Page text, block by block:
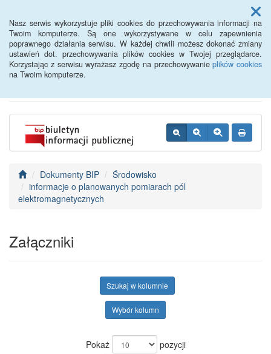
Nasz serwis wykorzystuje pliki cookies do przechowywania informacji na
Twoim komputerze. Są one wykorzystywane w celu zapewnienia
poprawnego działania serwisu. W każdej chwili możesz dokonać zmiany
ustawień dot. przechowywania plików cookies w Twojej przeglądarce.
Korzystając z serwisu wyrażasz zgodę na przechowywanieplików cookies
na Twoim komputerze.
Menu
BIP - Urząd Miejski
Wyśmierzyce
Dokumenty BIP
Środowisko
informacje o planowanych pomiarach pól
elektromagnetycznych
Załączniki
Szukaj w kolumnie
Wybór kolumn
Pokaż
pozycji